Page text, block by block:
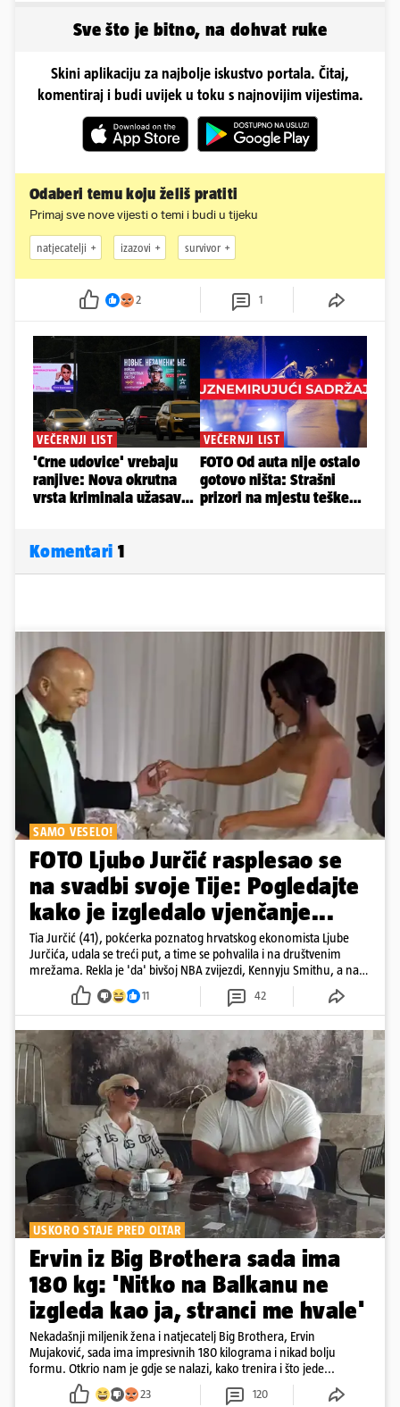
Sve što je bitno, na dohvat ruke
Skini aplikaciju za najbolje iskustvo portala. Čitaj,
komentiraj i budi uvijek u toku s najnovijim vijestima.
Odaberi temu koju želiš pratiti
Primaj sve nove vijesti o temi i budi u tijeku
natjecatelji izazovi survivor
2 1
Komentari 1
SAMO VESELO!
FOTO Ljubo Jurčić rasplesao se
na svadbi svoje Tije: Pogledajte
kako je izgledalo vjenčanje...
Tia Jurčić (41), pokćerka poznatog hrvatskog ekonomista Ljube
Jurčića, udala se treći put, a time se pohvalila i na društvenim
mrežama. Rekla je 'da' bivšoj NBA zvijezdi, Kennyju Smithu, a na
snimkama i fotografijama je pokazala vesele trenutke s vjenčanja
11 42
USKORO STAJE PRED OLTAR
Ervin iz Big Brothera sada ima
180 kg: 'Nitko na Balkanu ne
izgleda kao ja, stranci me hvale'
Nekadašnji miljenik žena i natjecatelj Big Brothera, Ervin
Mujaković, sada ima impresivnih 180 kilograma i nikad bolju
formu. Otkrio nam je gdje se nalazi, kako trenira i što jede...
23 120